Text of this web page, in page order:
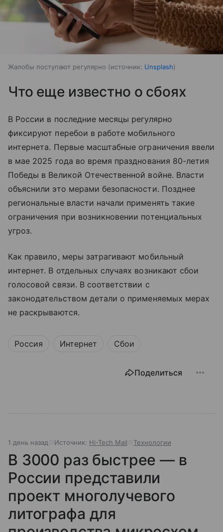
Жалобы поступают регулярно источник: Unsplash
Что еще известно о сбоях
В России в последние месяцы регулярно
фиксируют перебои в работе мобильного
интернета. Первые масштабные ограничения ввели
в мае 2025 года во время празднования 80-летия
Победы в Великой Отечественной войне. Власти
объяснили это мерами безопасности. Позднее
региональные власти начали применять такие
ограничения при возникновении потенциальных
угроз.
Как правило, меры затрагивают мобильный
интернет. В отдельных случаях возникают сбои
голосовой связи. В соответствии с
законодательством детали о применяемых мерах
не раскрываются.
Россия Интернет Сбои
Поделиться
1 день назад Источник: Hi-Tech Mail Технологии
В 3000 раз быстрее — в
России представили
проект многолучевого
литографа для